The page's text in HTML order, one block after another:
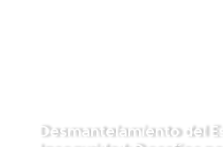
Desmantelamiento del